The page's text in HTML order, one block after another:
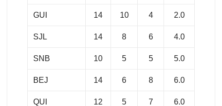
GUI 14 10 4 2.0
SJL 14 8 6 4.0
SNB 10 5 5 5.0
BEJ 14 6 8 6.0
QUI 12 5 7 6.0